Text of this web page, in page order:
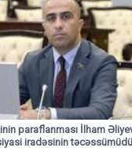
paraflanması İlham
iradəsinin